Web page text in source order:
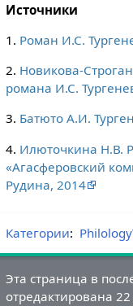
Источники
1. Роман И.С.
2. Новикова-
романа И.С.
3. Батюто А.И.
4. Илюточкина Н.В.
«Агасферовский
Рудина, 2014
Категории:
Эта страница в
отредактирована